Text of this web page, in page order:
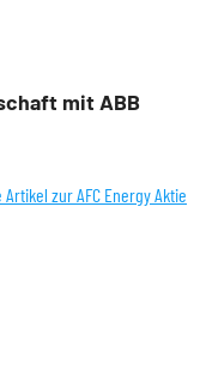
mit ABB
Artikel zur AFC Energy Aktie